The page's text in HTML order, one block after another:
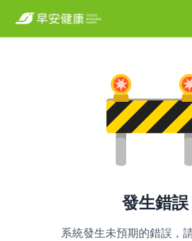
發生錯誤
系統發生未預期的錯誤，